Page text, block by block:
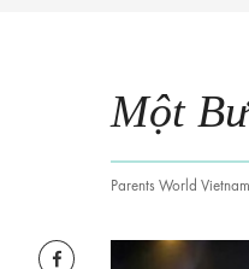
Một
Parents World Vietnam